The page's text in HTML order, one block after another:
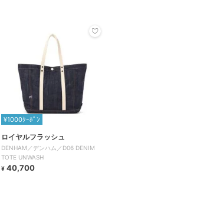
¥1000ｸｰﾎﾟﾝ
ロイヤルフラッシュ
DENHAM／デンハム／D06 DENIM
TOTE UNWASH
¥ 40,700